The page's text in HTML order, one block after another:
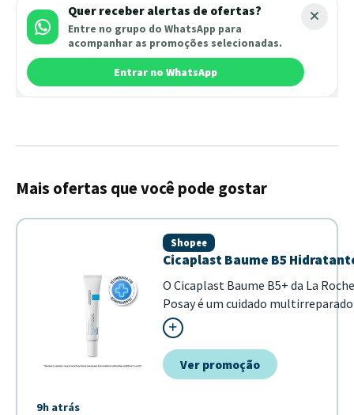
Quer receber alertas de ofertas?
Entre no grupo do WhatsApp para
acompanhar as promoções selecionadas.
Entrar no WhatsApp
Mais ofertas que você pode gostar
9h atrás
Cicaplast Baume B5
Shopee
O Cicaplast Baume B5+ da La
Posay é um cuidado
calmante desenvolvido para
recuperação da barreira da pele.
fórmula é reconhecida pela
proporcionar alívio imediato e
Ver promoção